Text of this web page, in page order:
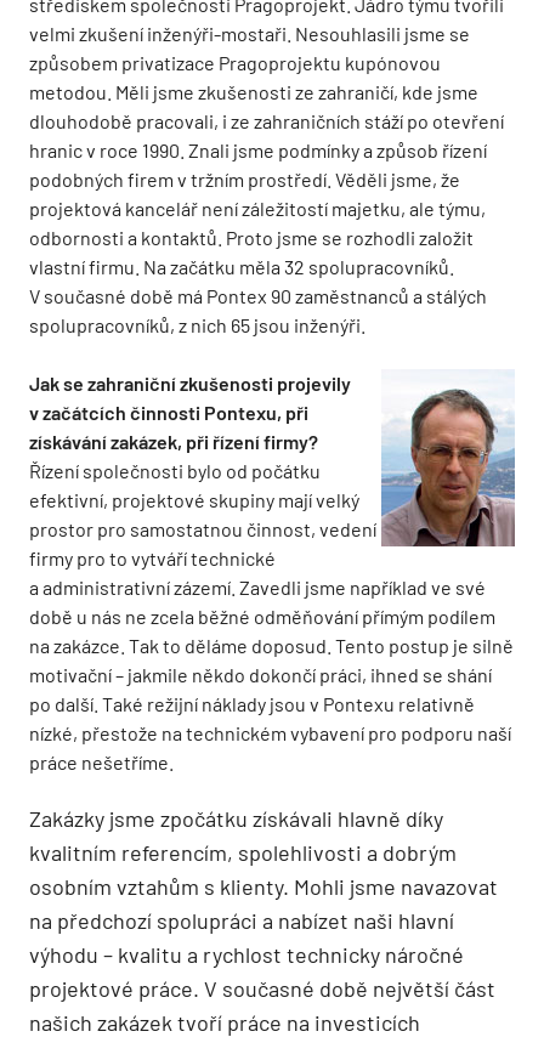
velmi zkušení inženýři-mostaři. Nesouhlasili jsme se
způsobem privatizace Pragoprojektu kupónovou
metodou. Měli jsme zkušenosti ze zahraničí, kde jsme
dlouhodobě pracovali, i ze zahraničních stáží po otevření
hranic v roce 1990. Znali jsme podmínky a způsob řízení
podobných firem v tržním prostředí. Věděli jsme, že
projektová kancelář není záležitostí majetku, ale týmu,
odbornosti a kontaktů. Proto jsme se rozhodli založit
vlastní firmu. Na začátku měla 32 spolupracovníků.
V současné době má Pontex 90 zaměstnanců a stálých
spolupracovníků, z nich 65 jsou inženýři.
Jak se zahraniční zkušenosti projevily
v začátcích činnosti Pontexu, při
získávání zakázek, při řízení firmy?
Řízení společnosti bylo od počátku
efektivní, projektové skupiny mají velký
prostor pro samostatnou činnost, vedení
firmy pro to vytváří technické
a administrativní zázemí. Zavedli jsme například ve své
době u nás ne zcela běžné odměňování přímým podílem
na zakázce. Tak to děláme doposud. Tento postup je silně
motivační – jakmile někdo dokončí práci, ihned se shání
po další. Také režijní náklady jsou v Pontexu relativně
nízké, přestože na technickém vybavení pro podporu naší
práce nešetříme.
Zakázky jsme zpočátku získávali hlavně díky
kvalitním referencím, spolehlivosti a dobrým
osobním vztahům s klienty. Mohli jsme navazovat
na předchozí spolupráci a nabízet naši hlavní
výhodu – kvalitu a rychlost technicky náročné
projektové práce. V současné době největší část
našich zakázek tvoří práce na investicích